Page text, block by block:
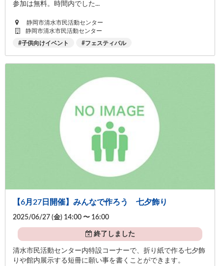
参加は無料。時間内でした...
静岡市清水市民活動センター
静岡市清水市民活動センター
子供向けイベント フェスティバル
【6月27日開催】みんなで作ろう 七夕飾り
2025/06/27 (金) 14:00 〜 16:00
終了しました
清水市民活動センター内特設コーナーで、折り紙で作る七夕飾
りや館内展示する短冊に願い事を書くことができます。